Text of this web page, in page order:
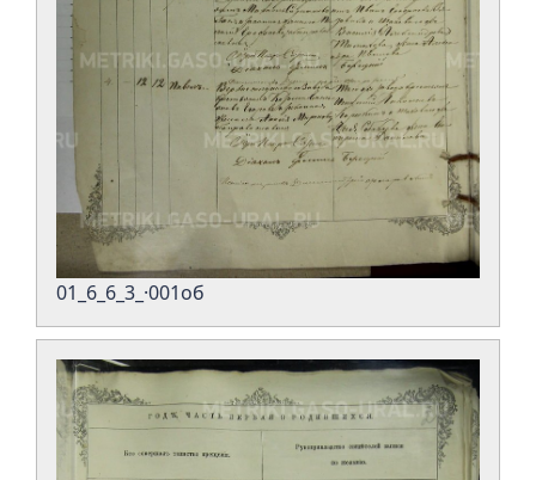
01_6_6_3_·001об